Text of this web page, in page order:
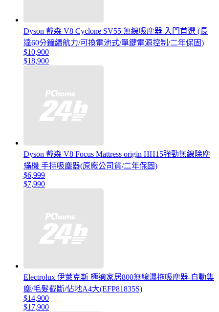
Dyson 戴森 V8 Cyclone SV55 無線吸塵器 入門首選 (長
達60分鐘續航力/可換電池式/單鍵電源控制/二年保固)
$10,900
$18,900
Dyson 戴森 V8 Focus Mattress origin HH15強勁無線除塵
蟎機 手持吸塵器(原廠公司貨/二年保固)
$6,999
$7,990
Electrolux 伊萊克斯 極適家居800無線濕拖吸塵器-自動集
塵/毛髮截斷/佔地A4大(EFP81835S)
$14,900
$17,900